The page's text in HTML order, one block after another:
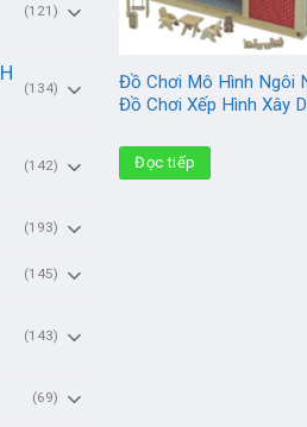
(121)
(134)
(142)
(193)
(145)
(143)
(69)
Đồ Chơi Mô Hình Ngôi
Đồ Chơi Xếp Hình Xây
Đọc tiếp